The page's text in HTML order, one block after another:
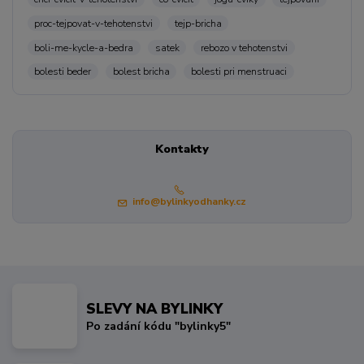
proc-tejpovat-v-tehotenstvi
tejp-bricha
boli-me-kycle-a-bedra
satek
rebozo v tehotenstvi
bolesti beder
bolest bricha bolesti pri menstruaci
Kontakty
info@bylinkyodhanky.cz
SLEVY NA BYLINKY
Po zadání kódu "bylinky5"